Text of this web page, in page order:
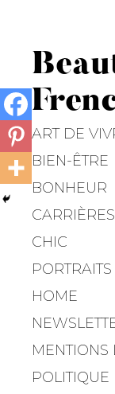
ART DE
BIEN-ÊTRE
BONHEUR
CHIC
PORTRAITS
HOME
MENTIONS
POLITIQUE